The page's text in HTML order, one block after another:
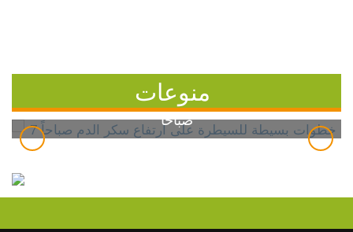
منوعات
7 خطوات بسيطة للسيطرة على ارتفاع سكر الدم
صباحاً